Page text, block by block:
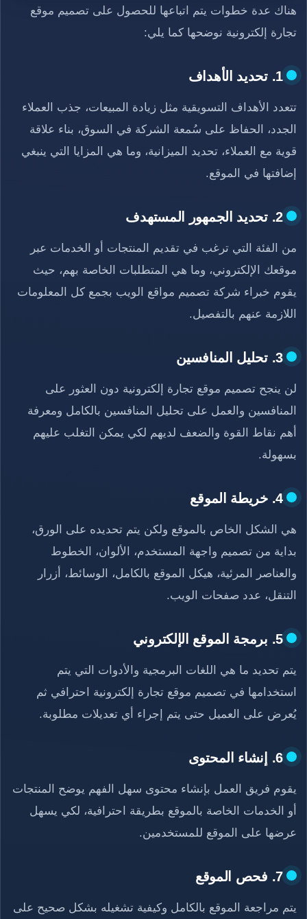
هناك عدة خطوات يتم اتباعها للحصول على تصميم موقع
تجارة إلكترونية نوضحها كما يلي:
1. تحديد الأهداف
تتعدد الأهداف التسويقية مثل زيادة المبيعات، جذب العملاء
الجدد، الحفاظ على سُمعة الشركة في السوق، بناء علاقة
قوية مع العملاء، تحديد الميزانية، وما هي المزايا التي ينبغي
إضافتها في الموقع.
2. تحديد الجمهور المستهدف
من الفئة التي ترغب في تقديم المنتجات أو الخدمات عبر
موقعك الإلكتروني، وما هي المتطلبات الخاصة بهم، حيث
يقوم خبراء شركة تصميم مواقع الويب بجمع كل المعلومات
اللازمة عنهم بالتفصيل.
3. تحليل المنافسين
لن ينجح تصميم موقع تجارة إلكترونية دون العثور على
المنافسين والعمل على تحليل المنافسين بالكامل ومعرفة
أهم نقاط القوة والضعف لديهم لكي يمكن التغلب عليهم
بسهولة.
4. خريطة الموقع
هي الشكل الخاص بالموقع ولكن يتم تحديده على الورق،
بداية من تصميم واجهة المستخدم، الألوان، الخطوط
والعناصر المرئية، هيكل الموقع بالكامل، الوسائط، أزرار
التنقل، عدد صفحات الويب.
5. برمجة الموقع الإلكتروني
يتم تحديد ما هي اللغات البرمجية والأدوات التي يتم
استخدامها في تصميم موقع تجارة إلكترونية احترافي ثم
يُعرض على العميل حتى يتم إجراء أي تعديلات مطلوبة.
6. إنشاء المحتوى
يقوم فريق العمل بإنشاء محتوى سهل الفهم يوضح المنتجات
أو الخدمات الخاصة بالموقع بطريقة احترافية، لكي يسهل
عرضها على الموقع للمستخدمين.
7. فحص الموقع
يتم مراجعة الموقع بالكامل وكيفية تشغيله بشكل صحيح على